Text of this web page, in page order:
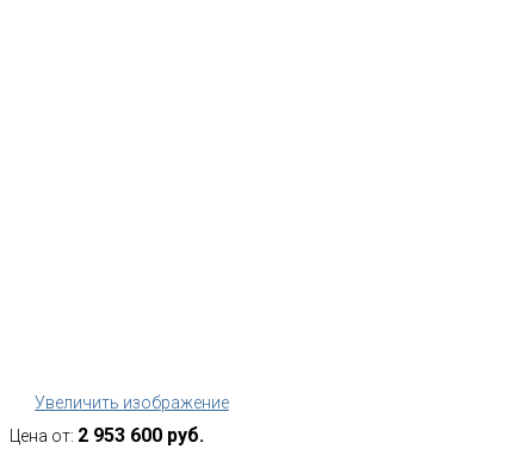
Увеличить изображение
Цена от: 2 953 600 руб.